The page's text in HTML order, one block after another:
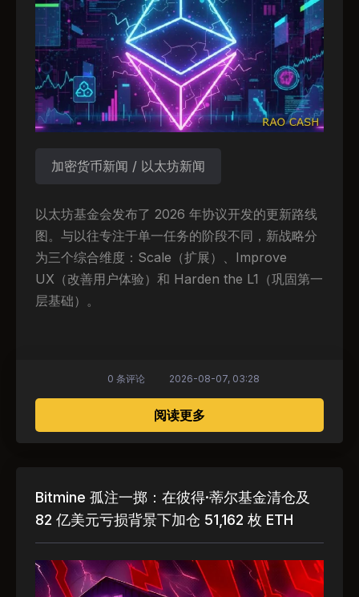
加密货币新闻 / 以太坊新闻
以太坊基金会发布了 2026 年协议开发的更新路线
图。与以往专注于单一任务的阶段不同，新战略分
为三个综合维度：Scale（扩展）、Improve
UX（改善用户体验）和 Harden the L1（巩固第一
层基础）。
阅读更多关于 以太坊 2026 战略：
0 条评论 2026-08-07, 03:28
Bitmine 孤注一掷：在彼得·蒂尔基金清仓及
82 亿美元亏损背景下加仓 51,162 枚 ETH